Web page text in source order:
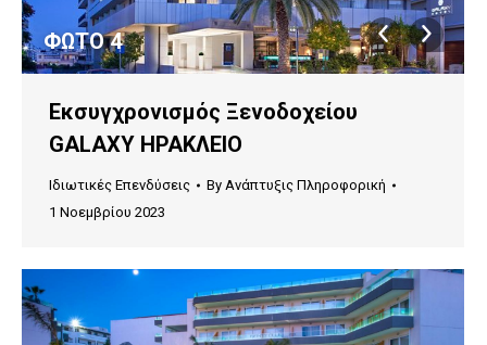
ΦΩΤΟ 4
Εκσυγχρονισμός Ξενοδοχείου
GALAXY ΗΡΑΚΛΕΙΟ
Ιδιωτικές Επενδύσεις By Ανάπτυξις Πληροφορική
1 Νοεμβρίου 2023